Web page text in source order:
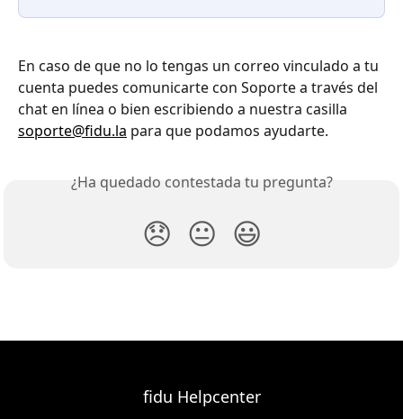
En caso de que no lo tengas un correo vinculado a tu
cuenta puedes comunicarte con Soporte a través del
chat en línea o bien escribiendo a nuestra casilla
soporte@fidu.la para que podamos ayudarte.
¿Ha quedado contestada tu pregunta?
😞 😐 😃
fidu Helpcenter